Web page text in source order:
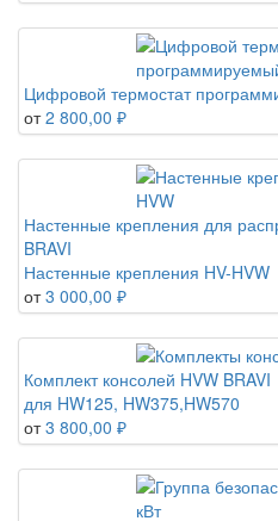
Цифровой термостат
от 2 800,00 ₽
Настенные крепления для
BRAVI
Настенные крепления HV-HVW
от 3 000,00 ₽
Комплект консолей HVW BRAVI
для HW125, HW375,HW570
от 3 800,00 ₽